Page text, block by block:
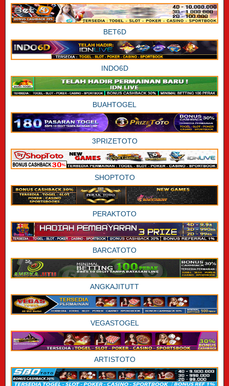
BET6D
INDO6D
BUAHTOGEL
3PRIZETOTO
SHOPTOTO
PERAKTOTO
BARCATOTO
ANGKAJITUTT
VEGASTOGEL
ARTISTOTO